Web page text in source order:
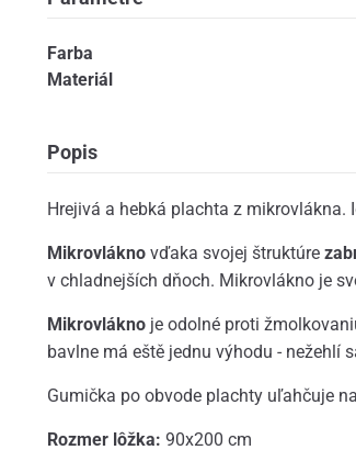
Farba
Materiál
Popis
Hrejivá a hebká plachta z mikrovlákna.
Mikrovláknovďaka svojej štruktúre
v chladnejších dňoch. Mikrovlákno je
Mikrovláknoje odolné proti
bavlne má eště jednu výhodu - nežehlí
Gumička po obvode plachty uľahčuje
Rozmer lôžka: 90x200 cm